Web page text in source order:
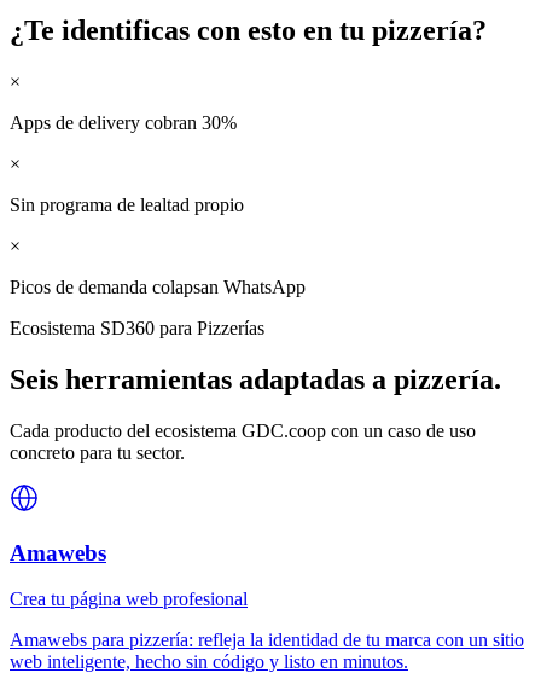
¿Te identificas con esto en tu pizzería?
×
Apps de delivery cobran 30%
×
Sin programa de lealtad propio
×
Picos de demanda colapsan WhatsApp
Ecosistema SD360 para Pizzerías
Seis herramientas adaptadas a pizzería.
Cada producto del ecosistema GDC.coop con un caso de uso
concreto para tu sector.
Amawebs
Crea tu página web profesional
Amawebs para pizzería: refleja la identidad de tu marca con un sitio
web inteligente, hecho sin código y listo en minutos.